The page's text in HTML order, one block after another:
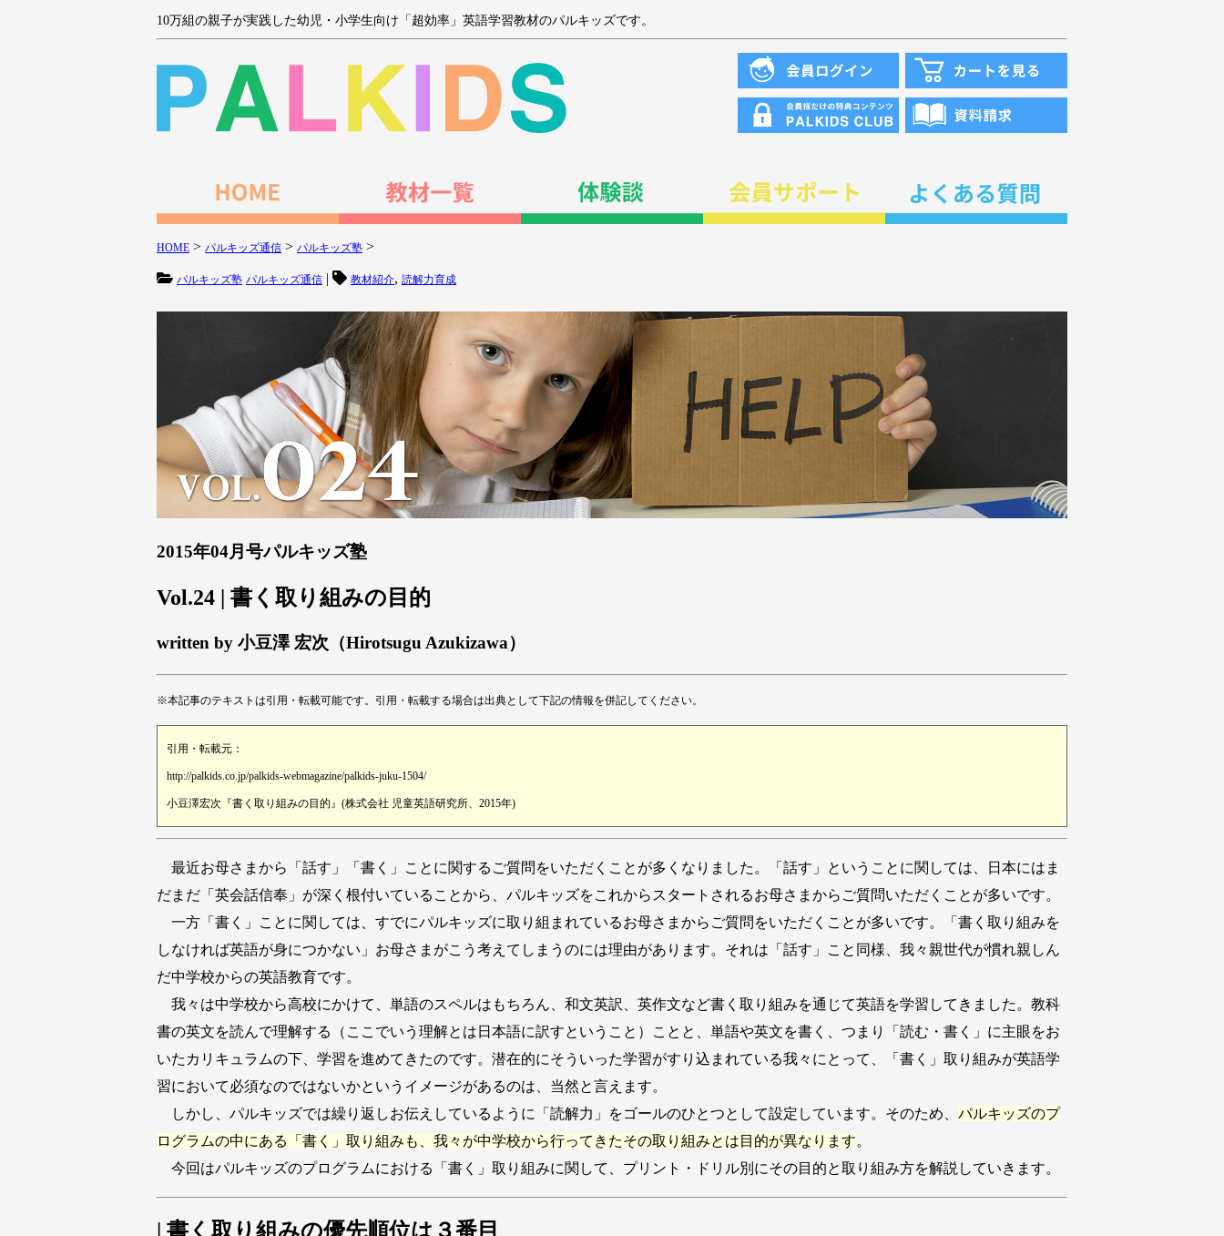
10万組の親子が実践した幼児・小学生向け「超効率」英語学習教材のパルキッズです。
HOME > パルキッズ通信 > パルキッズ塾 >
パルキッズ塾 パルキッズ通信 | 教材紹介, 読解力育成
2015年04月号パルキッズ塾
Vol.24 | 書く取り組みの目的
written by 小豆澤 宏次（Hirotsugu Azukizawa）
※本記事のテキストは引用・転載可能です。引用・転載する場合は出典として下記の情報を併記してください。
引用・転載元：
http://palkids.co.jp/palkids-webmagazine/palkids-juku-1504/
小豆澤宏次『書く取り組みの目的』(株式会社 児童英語研究所、2015年)
最近お母さまから「話す」「書く」ことに関するご質問をいただくことが多くなりました。「話す」ということに関しては、日本にはま
だまだ「英会話信奉」が深く根付いていることから、パルキッズをこれからスタートされるお母さまからご質問いただくことが多いです。
一方「書く」ことに関しては、すでにパルキッズに取り組まれているお母さまからご質問をいただくことが多いです。「書く取り組みを
しなければ英語が身につかない」お母さまがこう考えてしまうのには理由があります。それは「話す」こと同様、我々親世代が慣れ親しん
だ中学校からの英語教育です。
我々は中学校から高校にかけて、単語のスペルはもちろん、和文英訳、英作文など書く取り組みを通じて英語を学習してきました。教科
書の英文を読んで理解する（ここでいう理解とは日本語に訳すということ）ことと、単語や英文を書く、つまり「読む・書く」に主眼をお
いたカリキュラムの下、学習を進めてきたのです。潜在的にそういった学習がすり込まれている我々にとって、「書く」取り組みが英語学
習において必須なのではないかというイメージがあるのは、当然と言えます。
しかし、パルキッズでは繰り返しお伝えしているように「読解力」をゴールのひとつとして設定しています。そのため、 パルキッズのプ
ログラムの中にある「書く」取り組みも、我々が中学校から行ってきたその取り組みとは目的が異なります。
今回はパルキッズのプログラムにおける「書く」取り組みに関して、プリント・ドリル別にその目的と取り組み方を解説していきます。
| 書く取り組みの優先順位は３番目